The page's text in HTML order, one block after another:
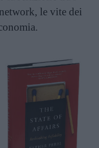
le vite dei